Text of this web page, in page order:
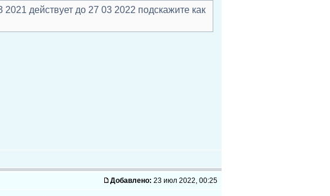
действует до 27 03 2022 подскажите как
Добавлено: 23 июл 2022, 00:25